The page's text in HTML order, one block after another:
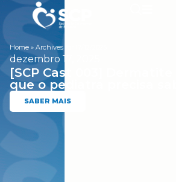
Home » Archives for 17/12/2025
dezembro 17, 2025
[SCP Cast 003]
que o pediatra precisa
SABER MAIS